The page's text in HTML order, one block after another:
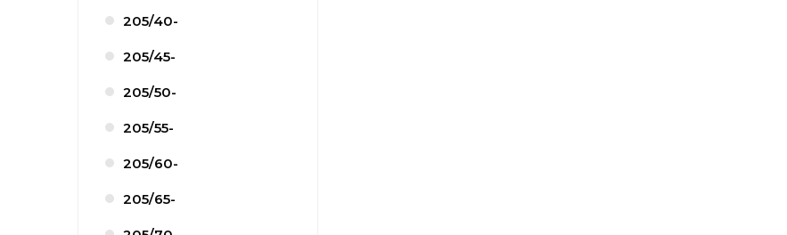
205/40-
205/45-
205/50-
205/55-
205/60-
205/65-